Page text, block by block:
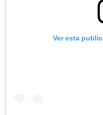
Ver esta